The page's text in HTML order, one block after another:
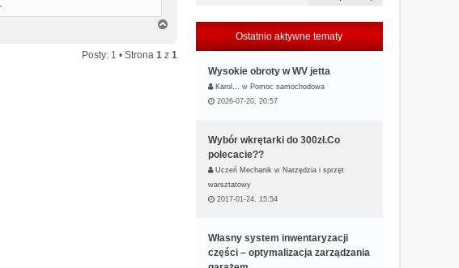
g
ó
Posty: 1 • Strona 1z 1
Ostatnio aktywne tematy
Wysokie obroty w WV jetta
Karol… w Pomoc samochodowa
2026-07-20, 20:57
Wybór wkrętarki do 300zł.Co
polecacie??
Uczeń Mechanik w Narzędzia i sprzęt
warsztatowy
2017-01-24, 15:54
Własny system inwentaryzacji
części – optymalizacja zarządzania